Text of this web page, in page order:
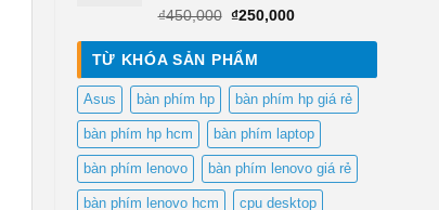
₫450,000 Giá
là:
₫250,000Giá
₫250,000.
TỪ KHÓA SẢN PHẨM
Asus bàn phím hp bàn phím hp giá rẻ
bàn phím hp hcm bàn phím laptop
bàn phím lenovo bàn phím lenovo giá rẻ
bàn phím lenovo hcm cpu desktop